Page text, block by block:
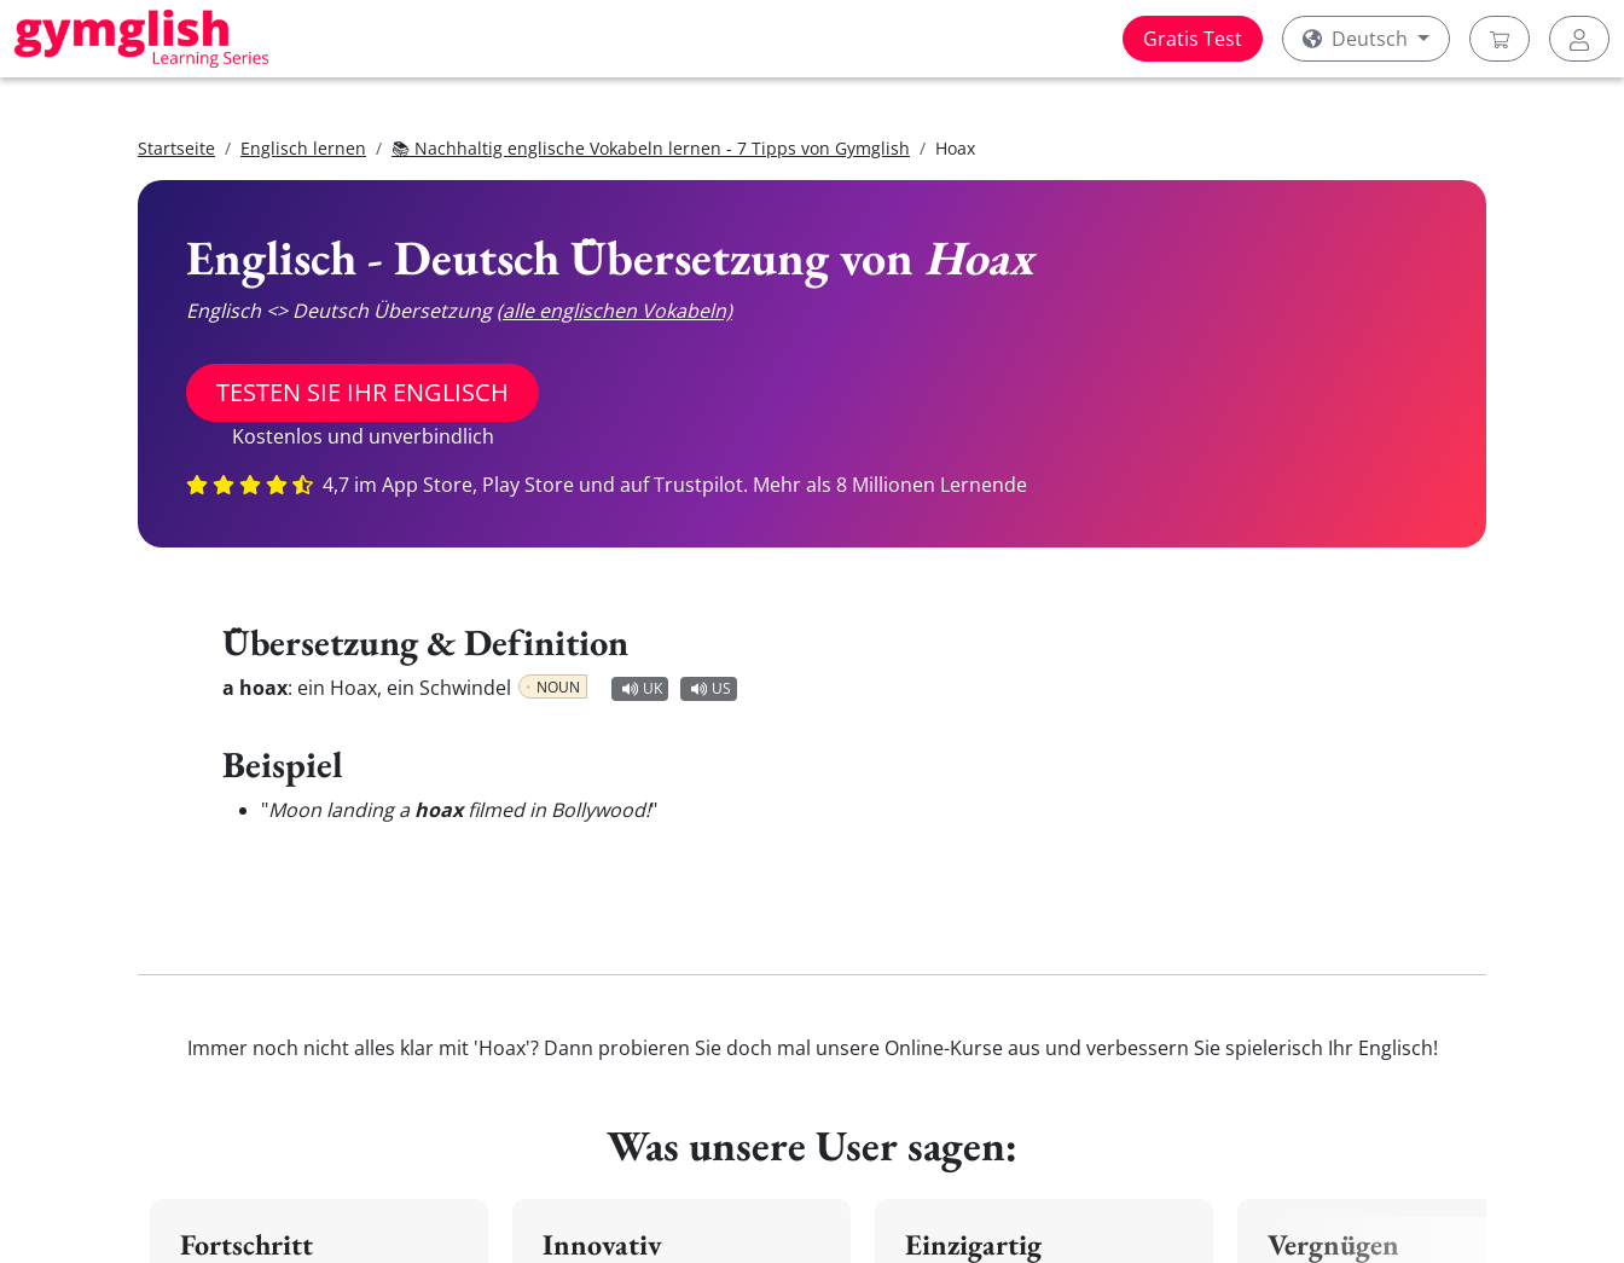
Gratis Test Deutsch
Startseite Englisch lernen 📚 Nachhaltig englische Vokabeln lernen - 7 Tipps von Gymglish Hoax
Englisch - Deutsch Übersetzung von Hoax
Englisch <> Deutsch Übersetzung(alle englischen Vokabeln)
TESTEN SIE IHR ENGLISCH
Kostenlos und unverbindlich
4,7 im App Store, Play Store und auf Trustpilot. Mehr als 8 Millionen Lernende
Übersetzung & Definition
a hoax: ein Hoax, ein Schwindel NOUN UK US
Beispiel
"Moon landing ahoaxfilmed in Bollywood!"
Immer noch nicht alles klar mit 'Hoax'? Dann probieren Sie doch mal unsere Online-Kurse aus und verbessern Sie spielerisch Ihr Englisch!
Was unsere User sagen:
Fortschritt Innovativ Einzigartig Vergnügen